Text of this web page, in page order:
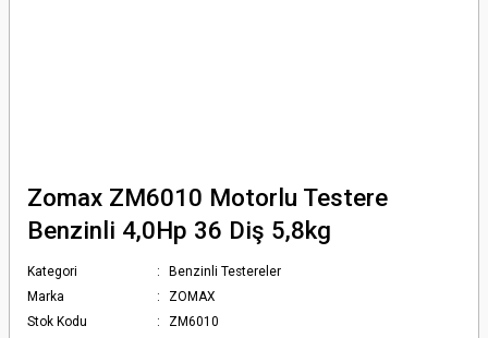
Zomax ZM6010 Motorlu Testere
Benzinli 4,0Hp 36 Diş 5,8kg
Kategori
Benzinli Testereler
Marka
ZOMAX
Stok Kodu
ZM6010